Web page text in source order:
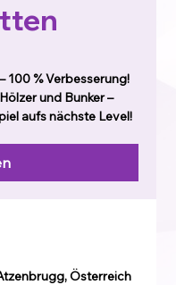
100 % Verbesserung!
und Bunker –
aufs nächste Level!
Österreich